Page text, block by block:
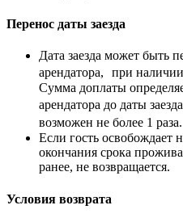
Перенос даты заезда
Дата заезда может быть
арендатора, при
Сумма доплаты
арендатора до даты
возможен не более 1
Если гость освобождает
окончания срока
ранее, не возвращается.
Условия возврата